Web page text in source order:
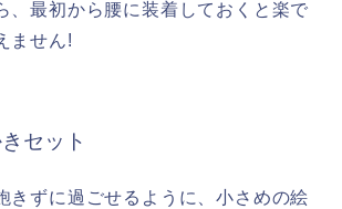
、最初から腰に装着しておくと楽で
ません!
セット
きずに過ごせるように、小さめの絵